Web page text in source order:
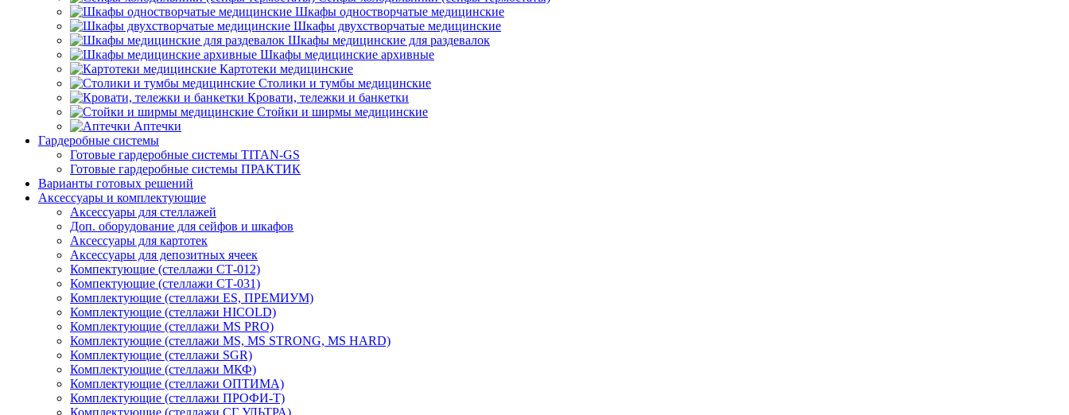
Шкафы одностворчатые медицинские
Шкафы двухстворчатые медицинские
Шкафы медицинские для раздевалок
Шкафы медицинские архивные
Картотеки медицинские
Столики и тумбы медицинские
Кровати, тележки и банкетки
Стойки и ширмы медицинские
Аптечки
Гардеробные системы
Готовые гардеробные системы TITAN-GS
Готовые гардеробные системы ПРАКТИК
Варианты готовых решений
Аксессуары и комплектующие
Аксессуары для стеллажей
Доп. оборудование для сейфов и шкафов
Аксессуары для картотек
Аксессуары для депозитных ячеек
Компектующие (стеллажи СТ-012)
Компектующие (стеллажи СТ-031)
Комплектующие (стеллажи ES, ПРЕМИУМ)
Комплектующие (стеллажи HICOLD)
Комплектующие (стеллажи MS PRO)
Комплектующие (стеллажи MS, MS STRONG, MS HARD)
Комплектующие (стеллажи SGR)
Комплектующие (стеллажи МКФ)
Комплектующие (стеллажи ОПТИМА)
Комплектующие (стеллажи ПРОФИ-Т)
Комплектующие (стеллажи СГ УЛЬТРА)